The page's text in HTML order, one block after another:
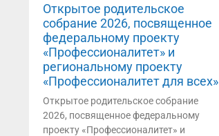
Открытое родительское
собрание 2026, посвященное
федеральному проекту
«Профессионалитет» и
региональному проекту
«Профессионалитет для всех»
Открытое родительское собрание
2026, посвященное федеральному
проекту «Профессионалитет» и